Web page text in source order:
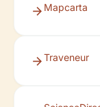
Mapcarta
Traveneur